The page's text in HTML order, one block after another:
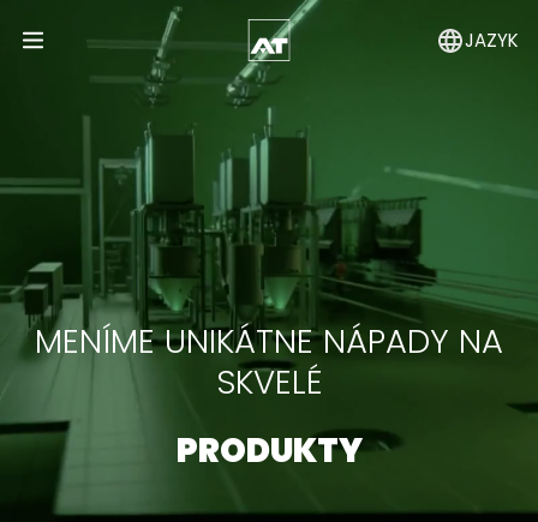
Open Menu JAZYK
MENÍME UNIKÁTNE NÁPADY NA
SKVELÉ
PRODUKTY